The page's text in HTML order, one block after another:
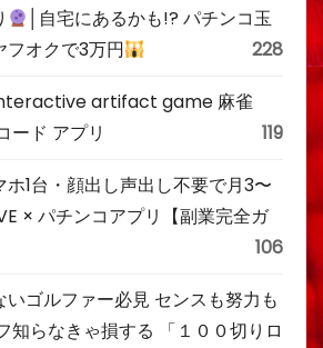
│自宅にあるかも!? パチンコ玉
フオクで3万円
228
artifact game 麻雀
ード アプリ
119
ホ1台・顔出し声出し不要で月3〜
× パチンコアプリ【副業完全ガ
106
ゴルファー必見 センスも努力も
知らなきゃ損する 「１００切りロ